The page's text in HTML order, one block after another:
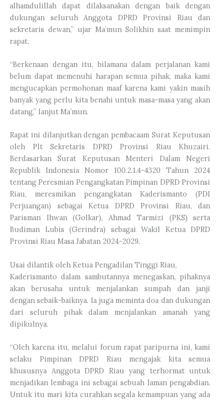
alhamdulillah dapat dilaksanakan dengan baik dengan
dukungan seluruh Anggota DPRD Provinsi Riau dan
sekretaris dewan,” ujar Ma’mun Solikhin saat memimpin
rapat.
“Berkenaan dengan itu, bilamana dalam perjalanan kami
belum dapat memenuhi harapan semua pihak, maka kami
mengucapkan permohonan maaf karena kami yakin masih
banyak yang perlu kita benahi untuk masa-masa yang akan
datang,” lanjut Ma’mun.
Rapat ini dilanjutkan dengan pembacaam Surat Keputusan
oleh Plt Sekretaris DPRD Provinsi Riau Khuzairi.
Berdasarkan Surat Keputusan Menteri Dalam Negeri
Republik Indonesia Nomor 100.2.1.4-4320 Tahun 2024
tentang Peresmian Pengangkatan Pimpinan DPRD Provinsi
Riau, meresmikan pengangkatan Kaderismanto (PDI
Perjuangan) sebagai Ketua DPRD Provinsi Riau, dan
Parisman Ihwan (Golkar), Ahmad Tarmizi (PKS) serta
Budiman Lubis (Gerindra) sebagai Wakil Ketua DPRD
Provinsi Riau Masa Jabatan 2024-2029.
Usai dilantik oleh Ketua Pengadilan Tinggi Riau,
Kaderismanto dalam sambutannya menegaskan, pihaknya
akan berusaha untuk menjalankan sumpah dan janji
dengan sebaik-baiknya. Ia juga meminta doa dan dukungan
dari seluruh pihak dalam menjalankan amanah yang
dipikulnya.
“Oleh karena itu, melalui forum rapat paripurna ini, kami
selaku Pimpinan DPRD Riau mengajak kita semua
khususnya Anggota DPRD Riau yang terhormat untuk
menjadikan lembaga ini sebagai sebuah laman pengabdian.
Untuk itu mari kita curahkan segala kemampuan yang ada